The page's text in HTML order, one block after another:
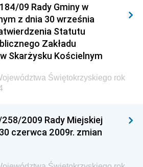
Ministra Spraw Wewnętrznych i
Ministra Transportu
Ministra Budownictwa
Ministra Nauki i Szkolnictwa
Głównego Urzędu Miar
Ministra Rolnictwa i Rozwoju Wsi
09 Rady Gminy w
z dnia 30 września
Statutu
Zakładu
Skarżysku Kościelnym
Świętokrzyskiego rok
258/2009 Rady Miejskiej
czerwca 2009r. zmian